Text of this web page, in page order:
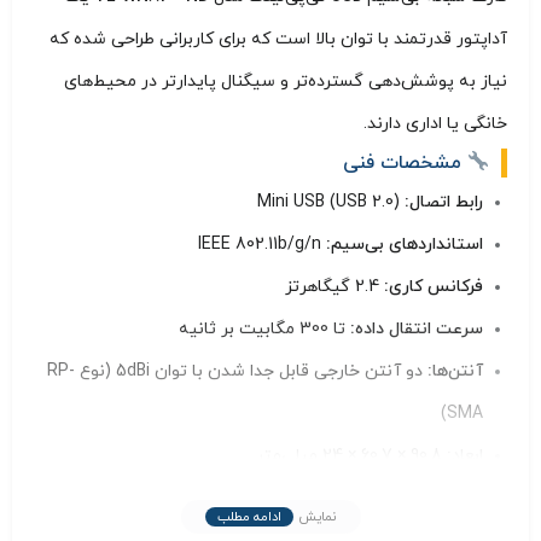
آداپتور قدرتمند با توان بالا است که برای کاربرانی طراحی شده که
نیاز به پوشش‌دهی گسترده‌تر و سیگنال پایدارتر در محیط‌های
خانگی یا اداری دارند.
مشخصات فنی
رابط اتصال: Mini USB (USB 2.0)
استانداردهای بی‌سیم: IEEE 802.11b/g/n
فرکانس کاری: 2.4 گیگاهرتز
سرعت انتقال داده: تا 300 مگابیت بر ثانیه
آنتن‌ها:
دو آنتن خارجی قابل جدا شدن با توان 5dBi (نوع RP-
SMA)
نمایش ادامه مطلب